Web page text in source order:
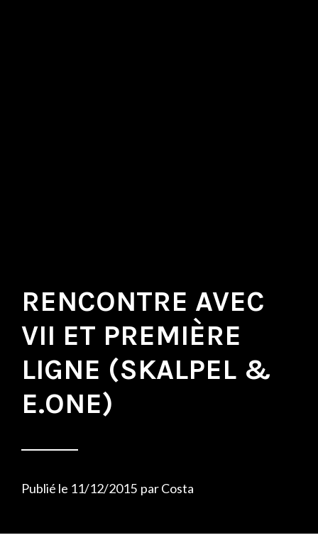
RENCONTRE AVEC
VII ET PREMIÈRE
LIGNE (SKALPEL &
E.ONE)
Publié le 11/12/2015 parCosta